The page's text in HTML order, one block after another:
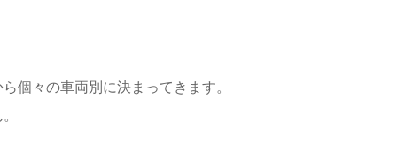
個々の車両別に決まってきます。